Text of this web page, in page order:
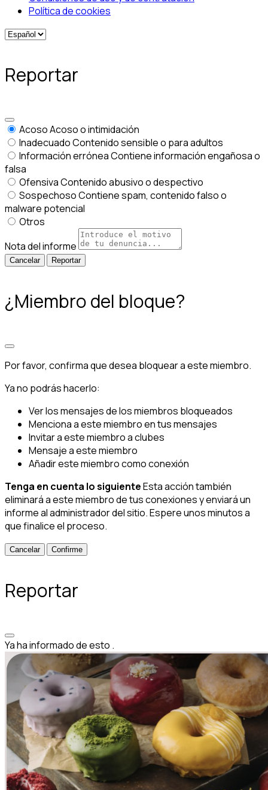
Política de cookies
Reportar
AcosoAcoso o intimidación
InadecuadoContenido sensible o para adultos
Información erróneaContiene información engañosa o
falsa
OfensivaContenido abusivo o despectivo
SospechosoContiene spam, contenido falso o
malware potencial
Otros
Nota del informe
Reportar
¿Miembro del bloque?
Por favor, confirma que desea bloquear a este miembro.
Ya no podrás hacerlo:
Ver los mensajes de los miembros bloqueados
Menciona a este miembro en tus mensajes
Invitar a este miembro a clubes
Mensaje a este miembro
Añadir este miembro como conexión
Tenga en cuenta lo siguienteEsta acción también
eliminará a este miembro de tus conexiones y enviará un
informe al administrador del sitio. Espere unos minutos a
que finalice el proceso.
Confirme
Reportar
Ya ha informado de esto .